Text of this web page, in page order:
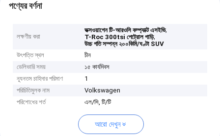
পণ্যের বর্ণনা
লক্ষণীয় করা
ভক্সওয়াগেন টি-আরওসি কম্প্যাক্ট এসইভি,
T-Roc 300tsi পেট্রোল গাড়ি,
উচ্চ গতি সম্পন্ন ২০০কিমি/ঘণ্টা SUV
উৎপত্তি স্থল
চীন
ডেলিভারি সময়
১৫ কার্যদিবস
ন্যূনতম চাহিদার পরিমাণ
1
পরিচিতিমুলক নাম
Volkswagen
পরিশোধের শর্ত
এল/সি, টি/টি
আরো দেখুন